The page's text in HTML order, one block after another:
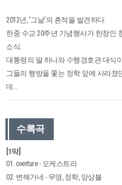
2012년, '그날'의 흔적을 발견하다.
한중 수교 20주년 기념행사가 한창인
소식.
대통령의 딸 하나와 수행경호관 대식
그들의 행방을 쫓는 정학 앞에 사라졌
데…
수록곡
[1막]
01. overture - 오케스트라
02. 변해가네 - 무영, 정학, 앙상블